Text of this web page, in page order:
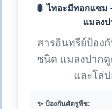
🐛 ไทอะมีทอกแซม
แมลง
สารอินทรีย์ป้อง
ชนิด แมลงปาก
และโล่
✨ ป้องกันศัตรูพืช: